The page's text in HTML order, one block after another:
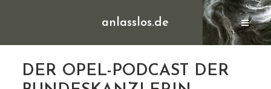
anlasslos.de
DER OPEL-PODCAST DER